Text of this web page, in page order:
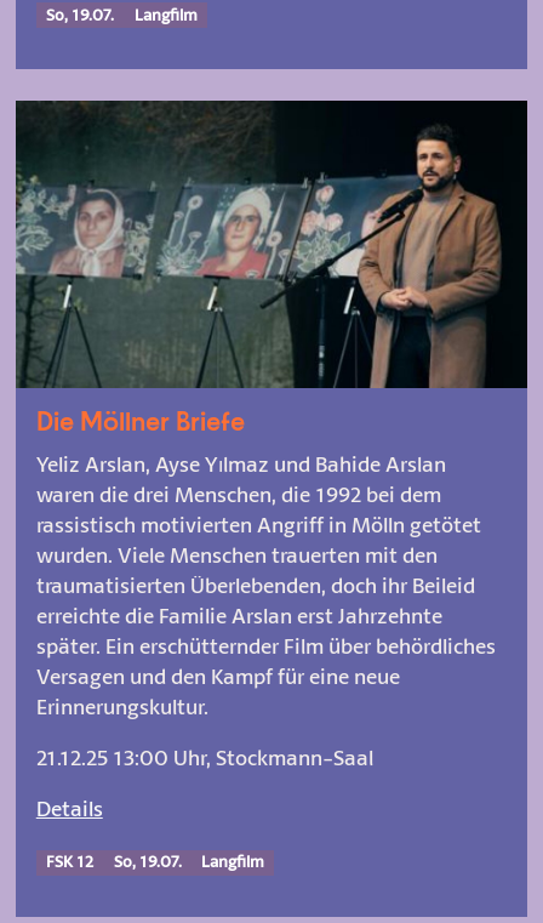
So, 19.07. Langfilm
Die Möllner Briefe
Yeliz Arslan, Ayse Yılmaz und Bahide Arslan
waren die drei Menschen, die 1992 bei dem
rassistisch motivierten Angriff in Mölln getötet
wurden. Viele Menschen trauerten mit den
traumatisierten Überlebenden, doch ihr Beileid
erreichte die Familie Arslan erst Jahrzehnte
später. Ein erschütternder Film über behördliches
Versagen und den Kampf für eine neue
Erinnerungskultur.
21.12.25 13:00 Uhr, Stockmann-Saal
Details
FSK 12 So, 19.07. Langfilm